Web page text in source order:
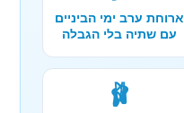
ארוחת ערב ימי הביניים
עם שתיה בלי הגבלה
🩰